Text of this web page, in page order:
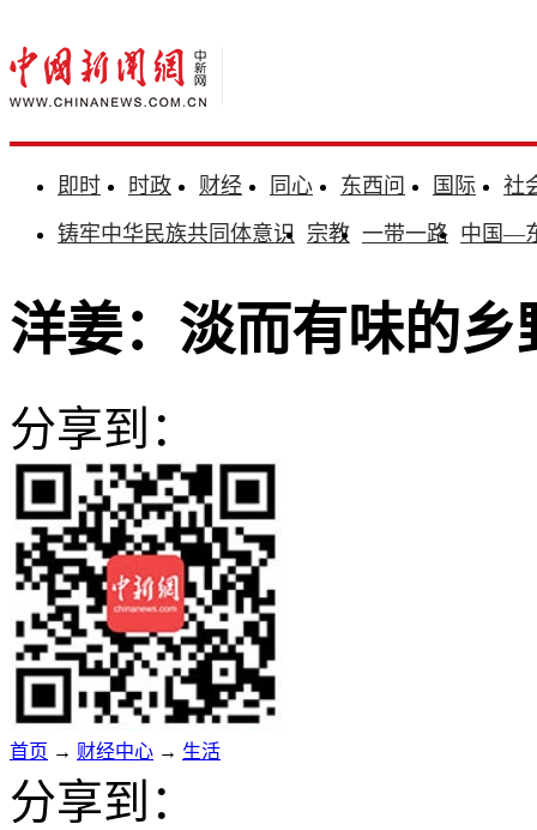
即时 时政 财经 同心 东西问 国际
社
铸牢中华民族共同体意识 宗教 一带一路 中国—
洋姜：淡而有味的乡
分享到：
首页 → 财经中心 → 生活
分享到：